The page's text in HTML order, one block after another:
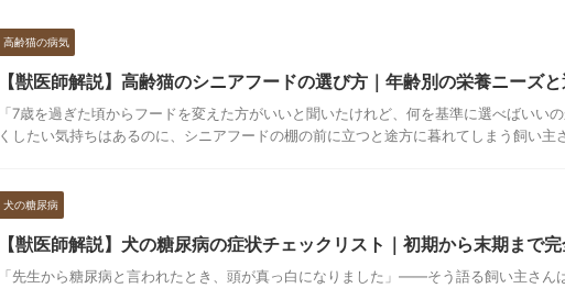
高齢猫の病気
【獣医師解説】高齢猫のシニアフードの選び方｜年齢別の栄養ニーズ
「7歳を過ぎた頃からフードを変えた方がいいと聞いたけれど、何を基準に選べばいい
くしたい気持ちはあるのに、シニアフードの棚の前に立つと途方に暮れてしまう飼い主
犬の糖尿病
【獣医師解説】犬の糖尿病の症状チェックリスト｜初期から末期まで
「先生から糖尿病と言われたとき、頭が真っ白になりました」——そう語る飼い主さん